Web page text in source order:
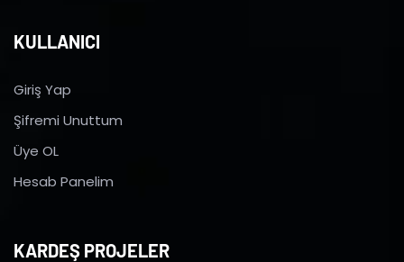
KULLANICI
Giriş Yap
Şifremi Unuttum
Üye OL
Hesab Panelim
KARDEŞ PROJELER